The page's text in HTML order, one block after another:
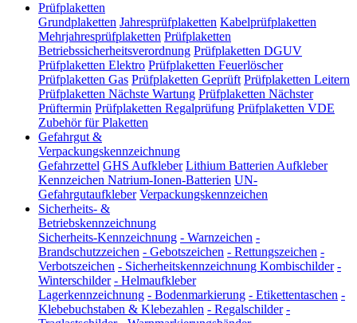
Prüfplaketten
Grundplaketten Jahresprüfplaketten Kabelprüfplaketten
Mehrjahresprüfplaketten Prüfplaketten
Betriebssicherheitsverordnung Prüfplaketten DGUV
Prüfplaketten Elektro Prüfplaketten Feuerlöscher
Prüfplaketten Gas Prüfplaketten Geprüft Prüfplaketten Leitern
Prüfplaketten Nächste Wartung Prüfplaketten Nächster
Prüftermin Prüfplaketten Regalprüfung Prüfplaketten VDE
Zubehör für Plaketten
Gefahrgut &
Verpackungskennzeichnung
Gefahrzettel GHS Aufkleber Lithium Batterien Aufkleber
Kennzeichen Natrium-Ionen-Batterien UN-
Gefahrgutaufkleber Verpackungskennzeichen
Sicherheits- &
Betriebskennzeichnung
Sicherheits-Kennzeichnung - Warnzeichen -
Brandschutzzeichen - Gebotszeichen - Rettungszeichen -
Verbotszeichen - Sicherheitskennzeichnung Kombischilder -
Winterschilder - Helmaufkleber
Lagerkennzeichnung - Bodenmarkierung - Etikettentaschen -
Klebebuchstaben & Klebezahlen - Regalschilder -